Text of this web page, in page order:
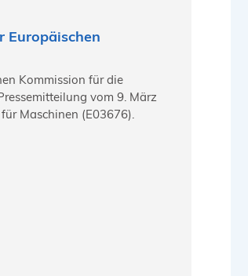
Europäischen
Kommission für die
vom 9. März
Maschinen (E03676).